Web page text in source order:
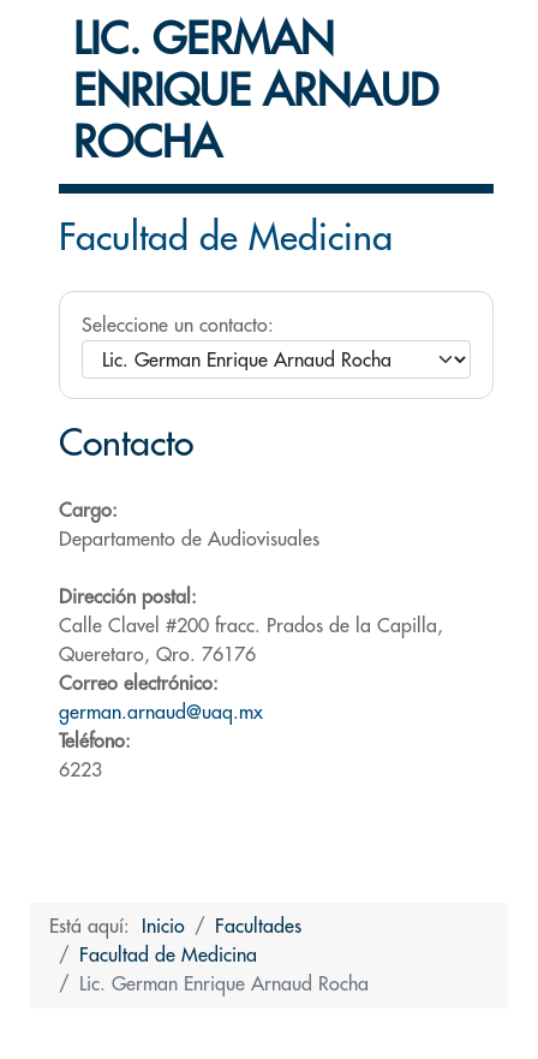
LIC. GERMAN
ENRIQUE ARNAUD
ROCHA
Facultad de Medicina
Seleccione un contacto:
Contacto
Cargo:
Departamento de Audiovisuales
Dirección postal:
Calle Clavel #200 fracc. Prados de la Capilla,
Queretaro, Qro. 76176
Correo electrónico:
german.arnaud@uaq.mx
Teléfono:
6223
Está aquí: Inicio
Facultades
Facultad de Medicina
Lic. German Enrique Arnaud Rocha